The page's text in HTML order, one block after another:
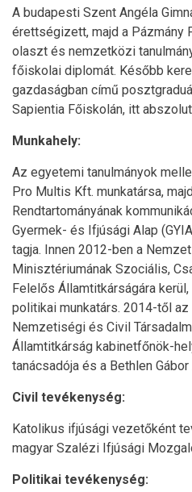
A budapesti Szent Angéla
érettségizett, majd a Pázmány
olaszt és nemzetközi
főiskolai diplomát. Később
gazdaságban című
Sapientia Főiskolán, itt
Munkahely:
Az egyetemi tanulmányok
Pro Multis Kft. munkatársa,
Rendtartományának
Gyermek- és Ifjúsági Alap
tagja. Innen 2012-ben a
Minisztériumának Szociális,
Felelős Államtitkárságára
politikai munkatárs. 2014-től az
Nemzetiségi és Civil
Államtitkárság kabinetfőnök-
tanácsadója és a Bethlen
Civil tevékenység:
Katolikus ifjúsági vezetőként
magyar Szalézi Ifjúsági
Politikai tevékenység: